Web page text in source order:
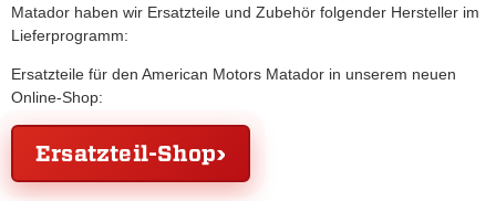
Matador haben wir Ersatzteile und Zubehör folgender Hersteller im
Lieferprogramm:
Ersatzteile für den American Motors Matador in unserem neuen
Online-Shop:
Ersatzteil-Shop